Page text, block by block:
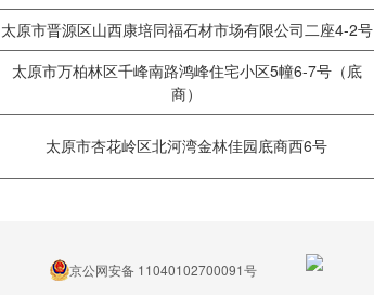
太原市晋源区山西康培同福石材市场有限公司二座4-2号
太原市万柏林区千峰南路鸿峰住宅小区5幢6-7号（底
商）
太原市杏花岭区北河湾金林佳园底商西6号
京公网安备 11040102700091号